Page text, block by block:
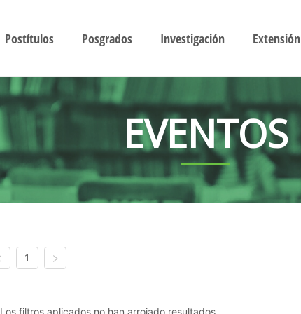
Postítulos Posgrados Investigación Extensión
EVENTOS
1
Los filtros aplicados no han arrojado resultados